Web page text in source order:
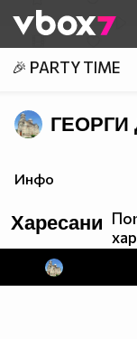
👾
🎉 PARTY TIME
ГЕОРГИ
Инфо
Харесани